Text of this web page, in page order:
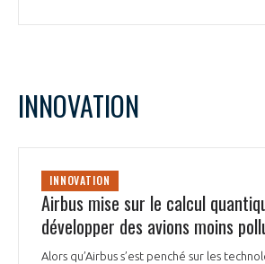
INNOVATION
INNOVATION
Airbus mise sur le calcul
développer des avions moins
Alors qu’Airbus s’est penché sur les